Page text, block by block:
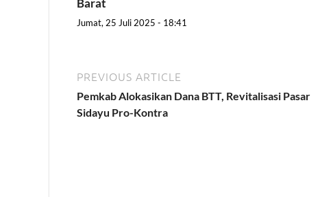
Barat
Jumat, 25 Juli 2025 - 18:41
PREVIOUS ARTICLE
Pemkab Alokasikan Dana BTT, Revitalisasi Pasar
Sidayu Pro-Kontra